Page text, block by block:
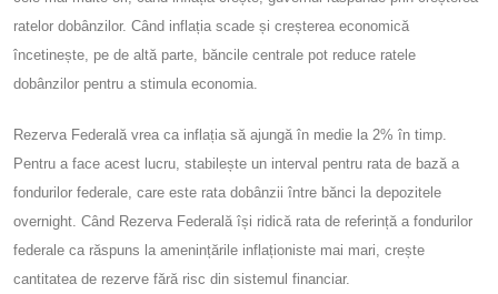
ratelor dobânzilor. Când inflația scade și creșterea economică
încetinește, pe de altă parte, băncile centrale pot reduce ratele
dobânzilor pentru a stimula economia.
Rezerva Federală vrea ca inflația să ajungă în medie la 2% în timp.
Pentru a face acest lucru, stabilește un interval pentru rata de bază a
fondurilor federale, care este rata dobânzii între bănci la depozitele
overnight. Când Rezerva Federală își ridică rata de referință a fondurilor
federale ca răspuns la amenințările inflaționiste mai mari, crește
cantitatea de rezerve fără risc din sistemul financiar.